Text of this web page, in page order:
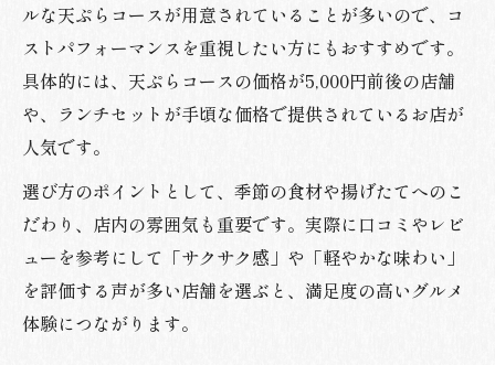
ルな天ぷらコースが用意されていることが多いので、コ
ストパフォーマンスを重視したい方にもおすすめです。
具体的には、天ぷらコースの価格が5,000円前後の店舗
や、ランチセットが手頃な価格で提供されているお店が
人気です。
選び方のポイントとして、季節の食材や揚げたてへのこ
だわり、店内の雰囲気も重要です。実際に口コミやレビ
ューを参考にして「サクサク感」や「軽やかな味わい」
を評価する声が多い店舗を選ぶと、満足度の高いグルメ
体験につながります。